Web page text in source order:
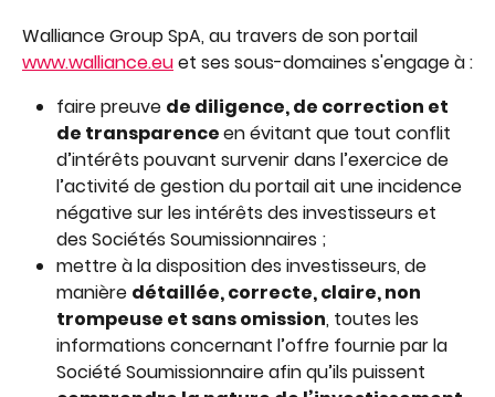
Walliance Group SpA, au travers de son portail
www.walliance.eu et ses sous-domaines s'engage à :
faire preuve de diligence, de correction et
de transparence en évitant que tout conflit
d’intérêts pouvant survenir dans l’exercice de
l’activité de gestion du portail ait une incidence
négative sur les intérêts des investisseurs et
des Sociétés Soumissionnaires ;
mettre à la disposition des investisseurs, de
manière détaillée, correcte, claire, non
trompeuse et sans omission, toutes les
informations concernant l’offre fournie par la
Société Soumissionnaire afin qu’ils puissent